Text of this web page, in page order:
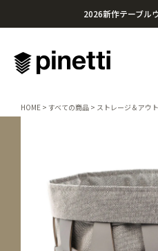
2026新作テーブル
¥20,000円以上のお
HOME すべての商品 ストレージ＆アウ